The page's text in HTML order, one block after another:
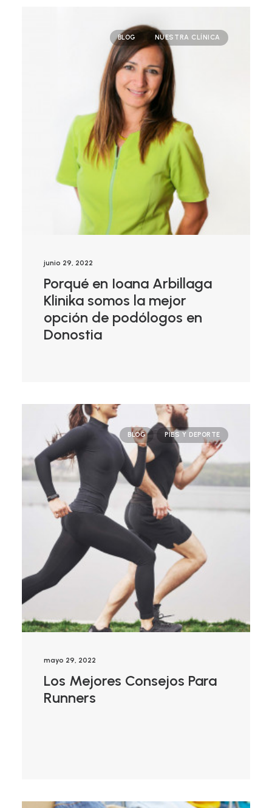
BLOG NUESTRA CLÍNICA
junio 29, 2022
Porqué en Ioana Arbillaga
Klinika somos la mejor
opción de podólogos en
Donostia
BLOG PIES Y DEPORTE
mayo 29, 2022
Los Mejores Consejos Para
Runners